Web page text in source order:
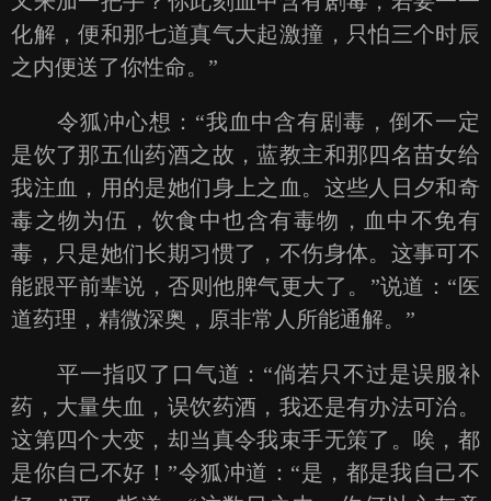
化解，便和那七道真气大起激撞，只怕三个时辰
之内便送了你性命。”
令狐冲心想：“我血中含有剧毒，倒不一定
是饮了那五仙药酒之故，蓝教主和那四名苗女给
我注血，用的是她们身上之血。这些人日夕和奇
毒之物为伍，饮食中也含有毒物，血中不免有
毒，只是她们长期习惯了，不伤身体。这事可不
能跟平前辈说，否则他脾气更大了。”说道：“医
道药理，精微深奥，原非常人所能通解。”
平一指叹了口气道：“倘若只不过是误服补
药，大量失血，误饮药酒，我还是有办法可治。
这第四个大变，却当真令我束手无策了。唉，都
是你自己不好！”令狐冲道：“是，都是我自己不